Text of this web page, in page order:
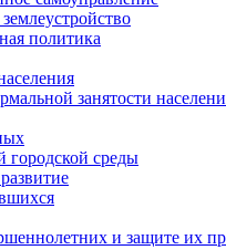
политика
занятости
среды
и защите их